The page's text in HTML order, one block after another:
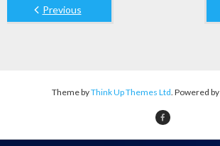
Previous
Theme byThink Up Themes Ltd. Powered by